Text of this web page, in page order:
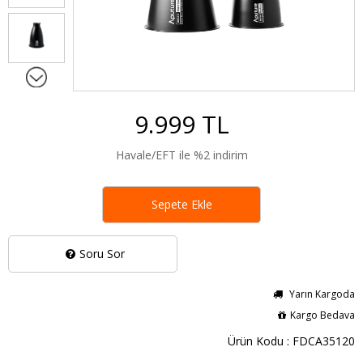
Soru Sor
9.999 TL
Havale/EFT ile %2 indirim
Yarın Kargoda
Kargo Bedava
Ürün Kodu : FDCA35120
Sepete Ekle